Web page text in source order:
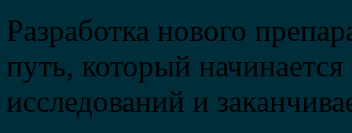
Разработка нового
путь, который
исследований и